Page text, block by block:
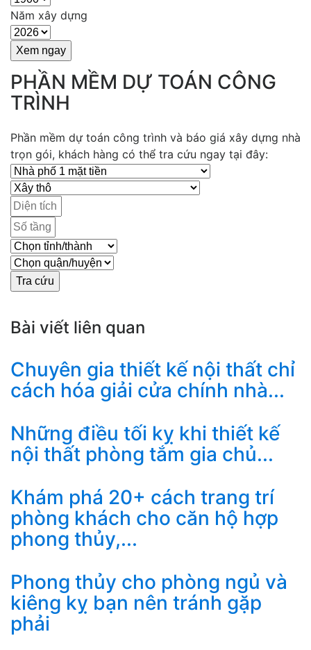
Năm xây dựng
PHẦN MỀM DỰ TOÁN CÔNG
TRÌNH
Phần mềm dự toán công trình và báo giá xây dựng nhà
trọn gói, khách hàng có thể tra cứu ngay tại đây:
Bài viết liên quan
Chuyên gia thiết kế nội thất chỉ
cách hóa giải cửa chính nhà...
Những điều tối kỵ khi thiết kế
nội thất phòng tắm gia chủ...
Khám phá 20+ cách trang trí
phòng khách cho căn hộ hợp
phong thủy,...
Phong thủy cho phòng ngủ và
kiêng kỵ bạn nên tránh gặp
phải